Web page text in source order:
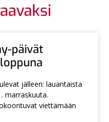
päivät
jälleen: lauantaista
marraskuuta.
viettämään